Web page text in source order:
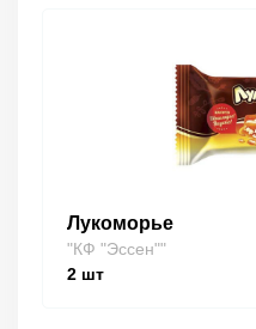
Лукоморье
"КФ "Эссен""
2 шт